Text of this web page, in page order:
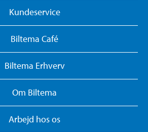
Kundeservice
Biltema Café
Biltema Erhverv
Om Biltema
Arbejd hos os